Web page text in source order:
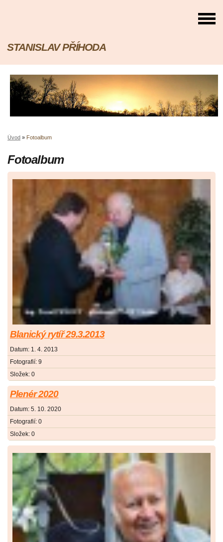
STANISLAV PŘÍHODA
Úvod » Fotoalbum
Fotoalbum
Blanický rytíř 29.3.2013
Datum: 1. 4. 2013
Fotografií: 9
Složek: 0
Plenér 2020
Datum: 5. 10. 2020
Fotografií: 0
Složek: 0